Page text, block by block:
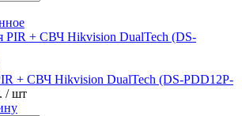
+ СВЧ Hikvision DualTech (DS-PDD12P-
/ шт